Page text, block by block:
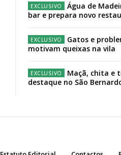
Água de
bar e prepara novo
Gatos e
motivam queixas na vila
Maçã, chita e
destaque no São